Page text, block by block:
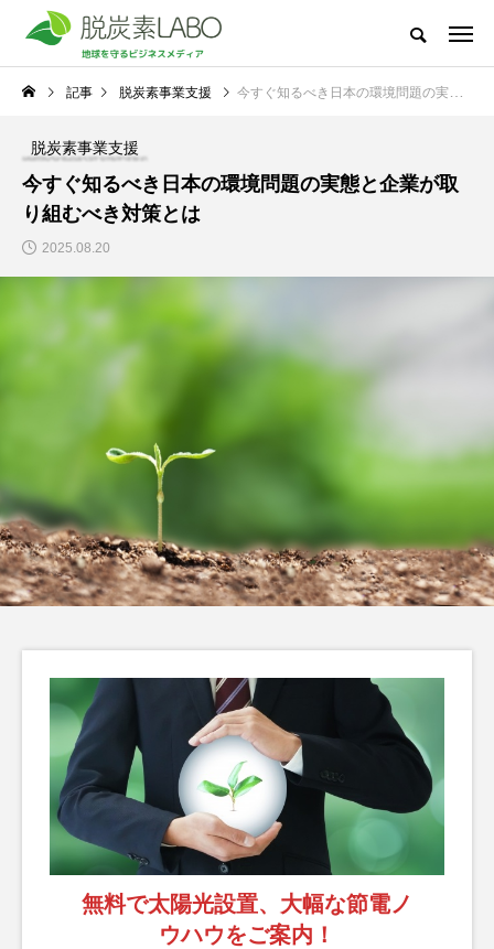
地球を守るビジネスメディア
脱炭素LABOとは 太陽光発電 節電・省電力化 脱炭素・再エ
新着記事 NEW POST
太陽光発電
冬場の電気代高騰に備
えて―中小企業が今か
ら検討すべき太陽光発
電の導入
LABO編
集部
2025.11.18
地球温暖化で私たちの
陽光発電で始める身近
LABO
集部
2025.11.04
タグリスト TAG LIST
カーボンニュートラル 企業事例
再生エネルギー 太陽光発電
省電力化 経費削減 脱炭素
電力削減
記事 脱炭素事業支援 今すぐ知るべき日本の環境問題の実態と企業が取り組むべき対策とは
脱炭素事業支援
今すぐ知るべき日本の環境問題の実態と企業が取
り組むべき対策とは
2025.08.20
無料で太陽光設置、大幅な節電ノ
ウハウをご案内！